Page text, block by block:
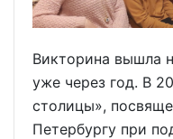
Викторина вышла
уже через год. В
столицы»,
Петербургу при